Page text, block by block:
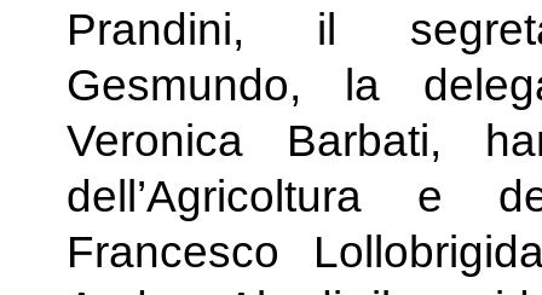
Prandini, il
Gesmundo, la
Veronica Barbati,
dell’Agricoltura e
Francesco